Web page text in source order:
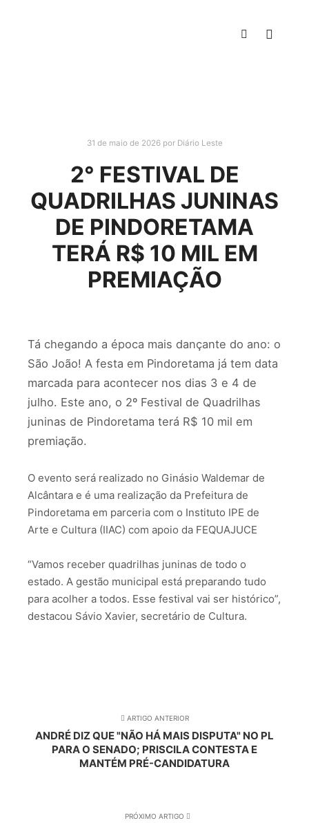
31 de maio de 2026por Diário Leste
2° FESTIVAL DE
QUADRILHAS JUNINAS
DE PINDORETAMA
TERÁ R$ 10 MIL EM
PREMIAÇÃO
Tá chegando a época mais dançante do ano: o
São João! A festa em Pindoretama já tem data
marcada para acontecer nos dias 3 e 4 de
julho. Este ano, o 2º Festival de Quadrilhas
juninas de Pindoretama terá R$ 10 mil em
premiação.
O evento será realizado no Ginásio Waldemar de
Alcântara e é uma realização da Prefeitura de
Pindoretama em parceria com o Instituto IPE de
Arte e Cultura (IIAC) com apoio da FEQUAJUCE
“Vamos receber quadrilhas juninas de todo o
estado. A gestão municipal está preparando tudo
para acolher a todos. Esse festival vai ser histórico”,
destacou Sávio Xavier, secretário de Cultura.
ARTIGO ANTERIOR
ANDRÉ DIZ QUE "NÃO HÁ MAIS DISPUTA" NO PL
PARA O SENADO; PRISCILA CONTESTA E
MANTÉM PRÉ-CANDIDATURA
PRÓXIMO ARTIGO